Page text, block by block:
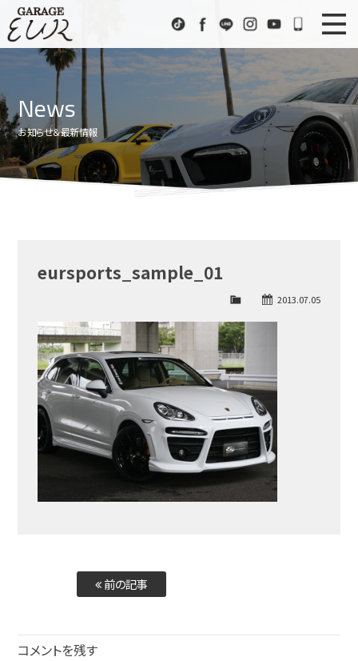
TikTokFacebook
LINE InstagramYoutube072-
ニュース
Stock List
在庫車情報
EUR Sports
EURスポーツ
アクセス
News
お知らせ＆最新情報
eursports_sample_01
2013.07.05
前の記事
コメントを残す